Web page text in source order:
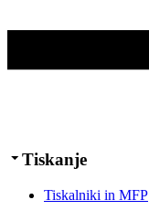
Tiskanje
Tiskalniki in MFP